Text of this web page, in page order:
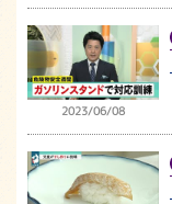
2023/06/08